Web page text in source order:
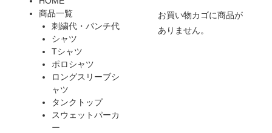
商品一覧
刺繍代・パンチ代
シャツ
Tシャツ
ポロシャツ
ロングスリーブシ
ャツ
タンクトップ
スウェットパーカ
ー
お買い物カゴに商品が
ありません。